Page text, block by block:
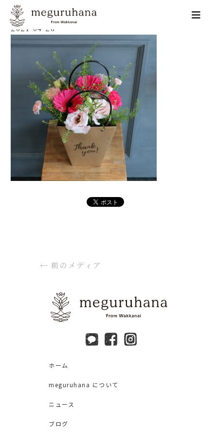
2021-04-26
← 前のメディア
ホーム
meguruhana について
ニュース
ブログ